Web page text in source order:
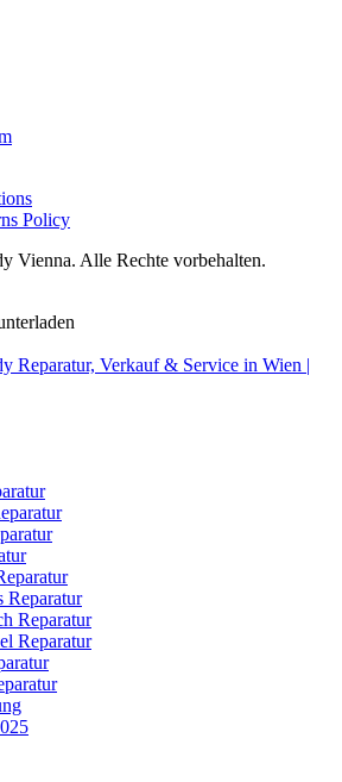
Policy
Vienna. Alle Rechte vorbehalten.
Reparatur
Reparatur
Reparatur